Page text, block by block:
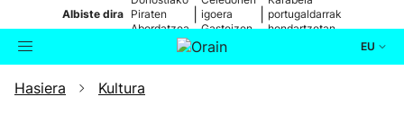
Albiste dira Piraten
Abordatzea
igoera
Gasteizen
portugaldarrak
hondartzetan
EU
Bilatzailea
Hasiera Kultura